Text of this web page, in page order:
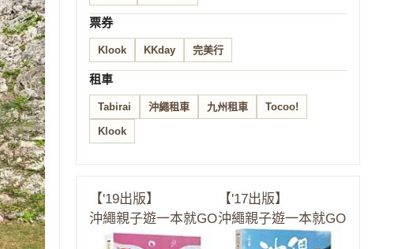
票券
Klook KKday 完美行
租車
Tabirai 沖繩租車 九州租車 Tocoo!
Klook
【'19出版】
沖繩親子遊一本就GO
【'17出版】
沖繩親子遊一本就GO